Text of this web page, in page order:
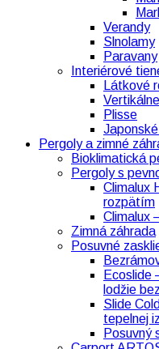
Verandy
Slnolamy
Paravany
Interiérové
Látkové
Plisse
Pergoly a zimné
Bioklimatická
Pergoly s
Climalux
rozpätím
Climalux
Zimná záhrada
Posuvné
Ecoslide
lodžie
Slide
tepelnej
Posuvný